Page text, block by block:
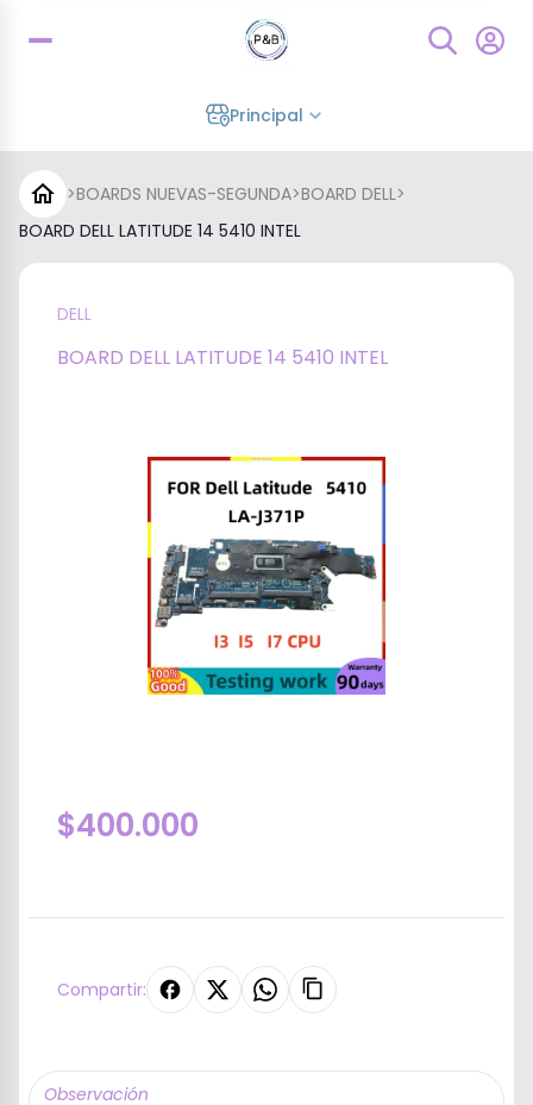
Principal
>BOARDS NUEVAS-SEGUNDA>BOARD DELL>
BOARD DELL LATITUDE 14 5410 INTEL
DELL
BOARD DELL LATITUDE 14 5410 INTEL
$400.000
Compartir: